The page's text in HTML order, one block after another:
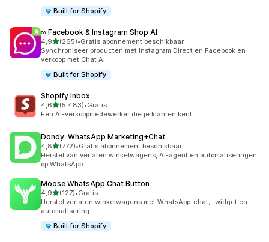
Built for Shopify
∞ Facebook & Instagram Shop AI
4,9van 5 sterren
(265)
265 recensies in totaal
•Gratis abonnement beschikbaar
Synchroniseer producten met Instagram Direct en Facebook en
verkoop met Chat AI
Built for Shopify
Shopify Inbox
4,6van 5 sterren
(5.483)
5483 recensies in totaal
•Gratis
Een AI-verkoopmedewerker die je klanten kent
Dondy: WhatsApp Marketing+Chat
4,8van 5 sterren
(772)
772 recensies in totaal
•Gratis abonnement beschikbaar
Herstel van verlaten winkelwagens, AI-agent en automatiseringen
op WhatsApp
Moose WhatsApp Chat Button
4,9van 5 sterren
(127)
127 recensies in totaal
•Gratis
Herstel verlaten winkelwagens met WhatsApp-chat, -widget en
automatisering
Built for Shopify